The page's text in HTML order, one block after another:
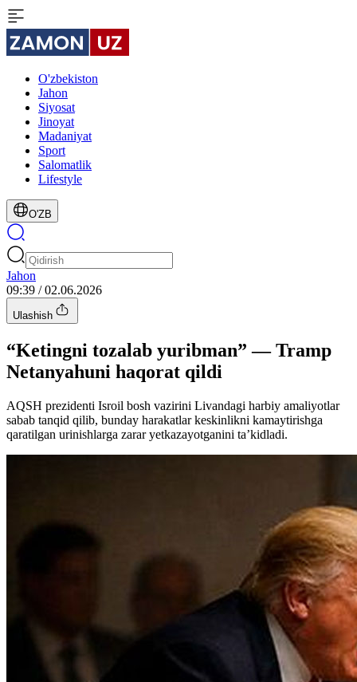
O'zbekiston
Jahon
Siyosat
Jinoyat
Madaniyat
Sport
Salomatlik
Lifestyle
O'ZB
Jahon
09:39 / 02.06.2026
Ulashish
“Ketingni tozalab yuribman” — Tramp
Netanyahuni haqorat qildi
AQSH prezidenti Isroil bosh vazirini Livandagi harbiy amaliyotlar
sabab tanqid qilib, bunday harakatlar keskinlikni kamaytirishga
qaratilgan urinishlarga zarar yetkazayotganini ta’kidladi.